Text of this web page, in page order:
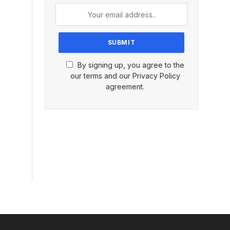
By signing up, you agree to the
our terms and our Privacy Policy
agreement.